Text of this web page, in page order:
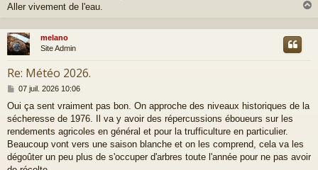
Aller vivement de l'eau.
u
melano
Site Admin
Re: Météo 2026.
M
s
s
a
g
e
07 juil. 2026 10:06
Oui ça sent vraiment pas bon. On approche des niveaux historiques de la
sécheresse de 1976. Il va y avoir des répercussions éboueurs sur les
rendements agricoles en général et pour la trufficulture en particulier.
Beaucoup vont vers une saison blanche et on les comprend, cela va les
dégoûter un peu plus de s'occuper d'arbres toute l'année pour ne pas avoir